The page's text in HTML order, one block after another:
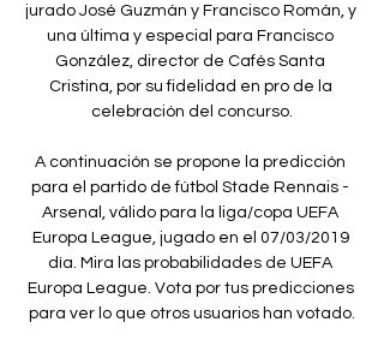
jurado José Guzmán y Francisco Román, y
una última y especial para Francisco
González, director de Cafés Santa
Cristina, por su fidelidad en pro de la
celebración del concurso.
A continuación se propone la predicción
para el partido de fútbol Stade Rennais -
Arsenal, válido para la liga/copa UEFA
Europa League, jugado en el 07/03/2019
día. Mira las probabilidades de UEFA
Europa League. Vota por tus predicciones
para ver lo que otros usuarios han votado.